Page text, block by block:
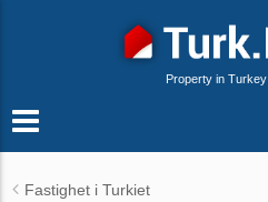
Property in Turkey
Fastighet i Turkiet